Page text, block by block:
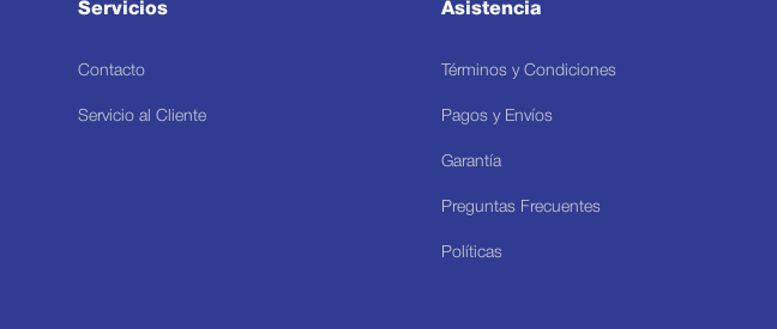
Servicios
Contacto
Servicio al Cliente
Asistencia
Términos y Condiciones
Pagos y Envíos
Garantía
Preguntas Frecuentes
Políticas